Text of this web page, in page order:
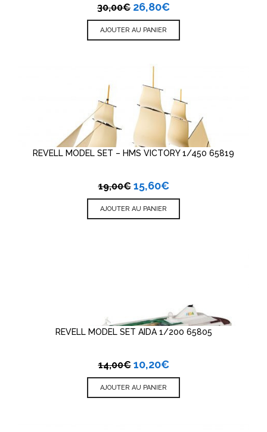
30,00€ 26,80€
AJOUTER AU PANIER
REVELL MODEL SET – HMS VICTORY 1/450 65819
19,00€ 15,60€
AJOUTER AU PANIER
REVELL MODEL SET AIDA 1/200 65805
14,00€ 10,20€
AJOUTER AU PANIER